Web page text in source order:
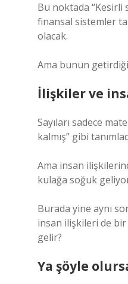
Bu noktada “Kesirli
finansal sistemler
olacak.
Ama bunun
İlişkiler ve
Sayıları sadece
kalmış” gibi
Ama insan
kulağa soğuk
Burada yine aynı
insan ilişkileri de
gelir?
Ya şöyle